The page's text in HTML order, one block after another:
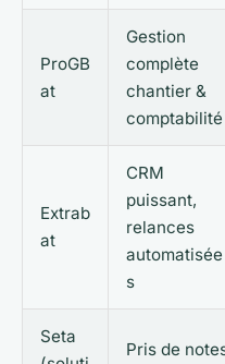
ProGB
at
Gestion
complète
chantier &
comptabilité
Extrab
at
CRM
puissant,
relances
automatisée
s
Seta
Pris de